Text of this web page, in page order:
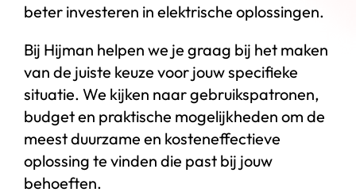
beter investeren in elektrische oplossingen.
Bij Hijman helpen we je graag bij het maken
van de juiste keuze voor jouw specifieke
situatie. We kijken naar gebruikspatronen,
budget en praktische mogelijkheden om de
meest duurzame en kosteneffectieve
oplossing te vinden die past bij jouw
behoeften.